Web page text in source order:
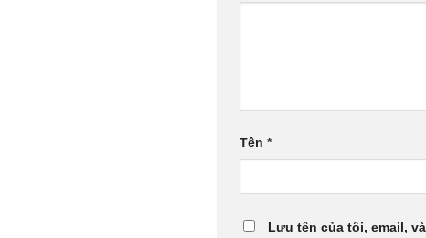
Tên *
Lưu tên của tôi, email,